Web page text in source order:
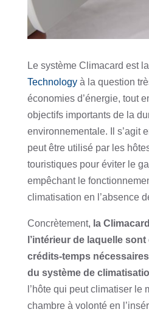
Le système Climacard est
Technologyà la question
économies d’énergie, tout
objectifs importants de la
environnementale. Il s’agit
peut être utilisé par les
touristiques pour éviter le
empêchant le
climatisation en l’absence
Concrètement, la
l’intérieur de laquelle
crédits-temps
du système de
l’hôte qui peut climatiser le
chambre à volonté en